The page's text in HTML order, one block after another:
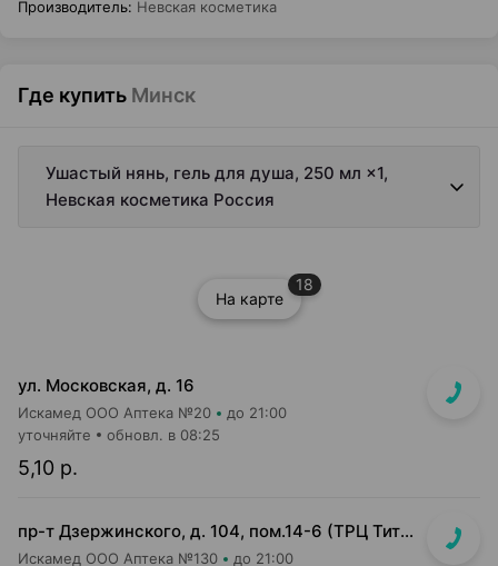
Производитель: Невская косметика
Где купить Минск
Ушастый нянь, гель для душа, 250 мл ×1,
Невская косметика Россия
На карте
18
ул. Московская, д. 16
Искамед ООО Аптека №20 до 21:00
5,10 р.
уточняйте обновл. в 08:25
пр-т Дзержинского, д. 104, пом.14-6 (ТРЦ Титан)
Искамед ООО Аптека №130 до 21:00